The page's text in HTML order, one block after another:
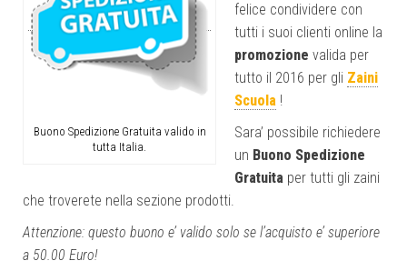
Buono Spedizione Gratuita valido in
tutta Italia.
felice condividere con
tutti i suoi clienti online la
promozione valida per
tutto il 2016 per gli Zaini
Scuola !
Sara’ possibile richiedere
un Buono Spedizione
Gratuita per tutti gli zaini
che troverete nella sezione prodotti.
Attenzione: questo buono e’ valido solo se l’acquisto e’ superiore
a 50.00 Euro!